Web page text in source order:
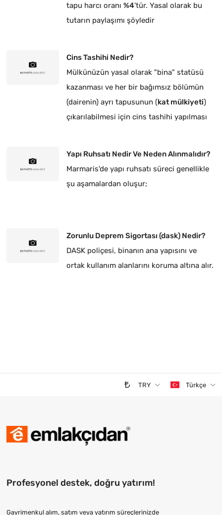
tapu harcı oranı %4’tür. Yasal olarak bu
tutarın paylaşımı şöyledir
Cins Tashihi Nedir?
Mülkünüzün yasal olarak "bina" statüsü
kazanması ve her bir bağımsız bölümün
(dairenin) ayrı tapusunun (kat mülkiyeti)
çıkarılabilmesi için cins tashihi yapılması
Yapı Ruhsatı Nedir Ve Neden Alınmalıdır?
Marmaris'de yapı ruhsatı süreci genellikle
şu aşamalardan oluşur;
Zorunlu Deprem Sigortası (dask) Nedir?
DASK poliçesi, binanın ana yapısını ve
ortak kullanım alanlarını koruma altına alır.
TRY Türkçe
Profesyonel destek, doğru yatırım!
Gayrimenkul alım, satım veya yatırım süreçlerinizde